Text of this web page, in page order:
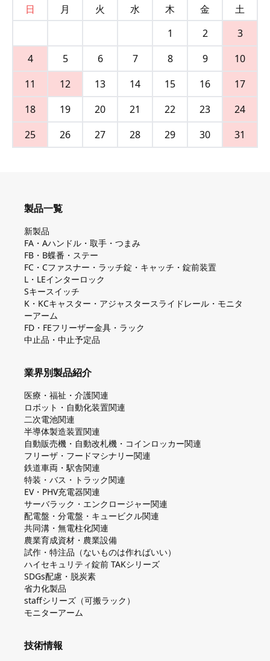
日
月 火 水 木 金
土
1
2
3
4
5 6 7 8 9
10
11
12 13 14 15 16
17
18
19 20 21 22 23
24
25
26 27 28 29 30 31
製品一覧
新製品
FA・Aハンドル・取手・つまみ
FB・B蝶番・ステー
FC・Cファスナー・ラッチ錠・キャッチ・錠前装置
L・LEインターロック
Sキースイッチ
K・KCキャスター・アジャスタースライドレール・モニタ
ーアーム
FD・FEフリーザー金具・ラック
中止品・中止予定品
業界別製品紹介
医療・福祉・介護関連
ロボット・自動化装置関連
二次電池関連
半導体製造装置関連
自動販売機・自動改札機・コインロッカー関連
フリーザ・フードマシナリー関連
鉄道車両・駅舎関連
特装・バス・トラック関連
EV・PHV充電器関連
サーバラック・エンクロージャー関連
配電盤・分電盤・キュービクル関連
共同溝・無電柱化関連
農業育成資材・農業設備
試作・特注品（ないものは作ればいい）
ハイセキュリティ錠前 TAKシリーズ
SDGs配慮・脱炭素
省力化製品
staffシリーズ（可搬ラック）
モニターアーム
技術情報